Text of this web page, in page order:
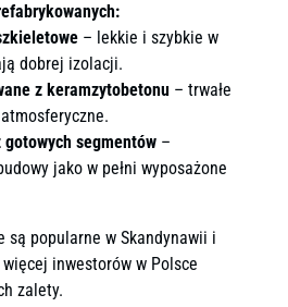
– lekkie i szybkie w
dobrej izolacji.
z keramzytobetonu– trwałe
gotowych segmentów–
jako w pełni wyposażone
są popularne w Skandynawii i
inwestorów w Polsce
zalety.